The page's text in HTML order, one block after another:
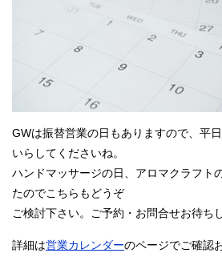
GWは振替営業の日もありますので、平
いらしてくださいね。
ハンドマッサージの日、アロマクラフト
たのでこちらもどうぞ
ご検討下さい。ご予約・お問合せお待ち
詳細は営業カレンダーのページでご確認